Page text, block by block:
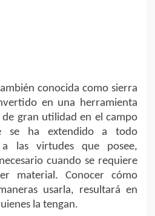
conocida como sierra
en una herramienta
de gran utilidad en el campo
se ha extendido a todo
a las virtudes que posee,
cuando se requiere
material. Conocer cómo
usarla, resultará en
la tengan.